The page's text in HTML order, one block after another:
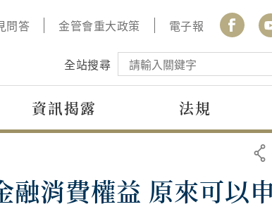
問答 金管會重大政策 電子報
全站搜尋
資訊揭露 法規
融消費權益 原來可以